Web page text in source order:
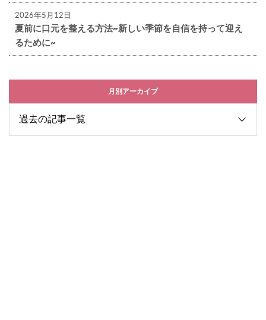
2026年5月12日
夏前に口元を整える方法~新しい季節を自信を持って迎え
るために~
月別アーカイブ